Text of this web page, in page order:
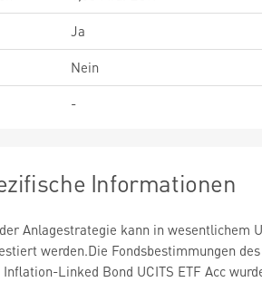
Ja
Nein
-
Informationen
Anlagestrategie kann in wesentlichem
werden.Die Fondsbestimmungen
Linked Bond UCITS ETF Acc